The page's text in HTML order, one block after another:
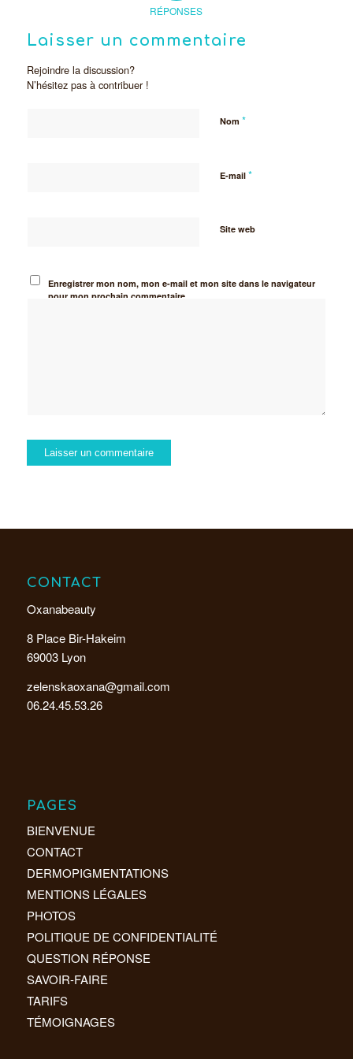
RÉPONSES
Laisser un commentaire
Rejoindre la discussion?
N’hésitez pas à contribuer !
Nom *
E-mail *
Site web
Enregistrer mon nom, mon e-mail et mon site dans le navigateur
pour mon prochain commentaire.
CONTACT
Oxanabeauty
8 Place Bir-Hakeim
69003 Lyon
zelenskaoxana@gmail.com
06.24.45.53.26
PAGES
BIENVENUE
CONTACT
DERMOPIGMENTATIONS
MENTIONS LÉGALES
PHOTOS
POLITIQUE DE CONFIDENTIALITÉ
QUESTION RÉPONSE
SAVOIR-FAIRE
TARIFS
TÉMOIGNAGES